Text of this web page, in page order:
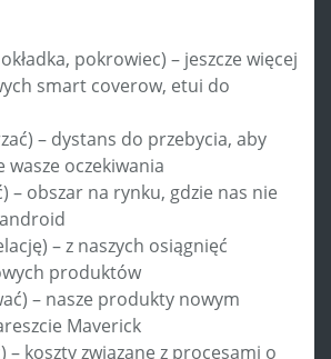
pokrowiec) – jeszcze więcej
smart coverow, etui do
– dystans do przebycia, aby
wasze oczekiwania
– obszar na rynku, gdzie nas nie
– z naszych osiągnięć
produktów
– nasze produkty nowym
Maverick
– koszty związane z procesami o